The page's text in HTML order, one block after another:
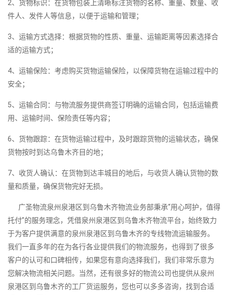
2、货物标识：在货物包装上清晰标注货物的名称、重量、数量、收
件人、发件人等信息，以便于运输和管理；
3、运输方式选择：根据货物的性质、重量、运输距离等因素选择合
适的运输方式；
4、运输保险：考虑购买货物运输保险，以保障货物在运输过程中的
安全；
5、运输合同：与物流服务提供商签订明确的运输合同，包括运输费
用、运输时间、保险责任等内容；
6、货物跟踪：在货物运输过程中，及时跟踪货物的运输状态，确保
货物按时到达乌鲁木齐目的地；
7、收货人确认：在货物到达丰城目的地后，与收货人确认货物的数
量和质量，确保货物完好无损。
广圣物流泉州泉港区到乌鲁木齐物流业务部秉承“用心呵护，值得
托付”的服务理念，凭借泉州泉港区到乌鲁木齐物流平台，始终致力
于为客户提供满意的泉州泉港区到乌鲁木齐的专线物流运输服务。
我们一直多年的在为各行各业提供我们的物流服务，也得到了很多
客户的认可和口碑相传，如果您有意向选择我们，我们非常乐意为
您解决物流相关问题。当然，还有很多好的物流公司也提供从泉州
泉港区到乌鲁木齐的工厂货运服务，您也可以多多咨询，找到合适